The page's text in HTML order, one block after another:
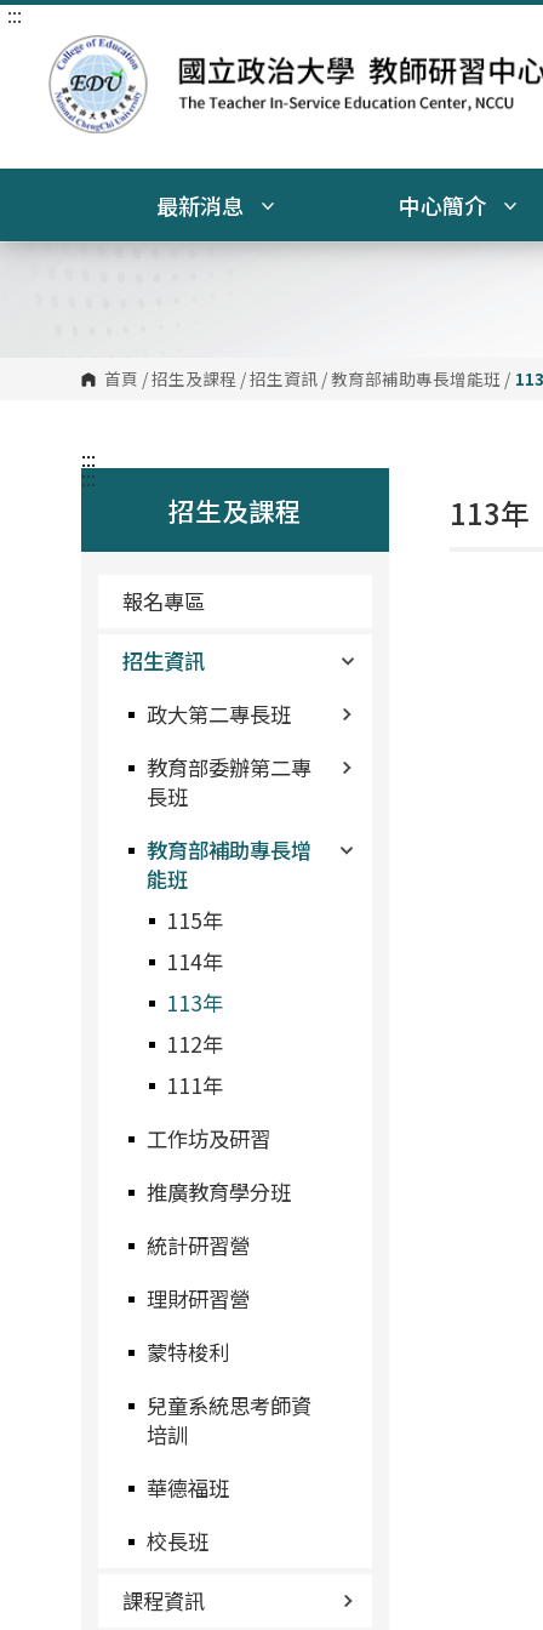
跳
:::
最新消息 中心簡介
首頁 /招生及課程 /招生資訊 /教育部補助專長增能班 /
:::
招生及課程
報名專區
招生資訊
政大第二專長班
教育部委辦第二專
長班
教育部補助專長增
能班
115年
114年
113年
112年
111年
工作坊及研習
推廣教育學分班
統計研習營
理財研習營
蒙特梭利
兒童系統思考師資
培訓
華德福班
校長班
課程資訊
:::
113年